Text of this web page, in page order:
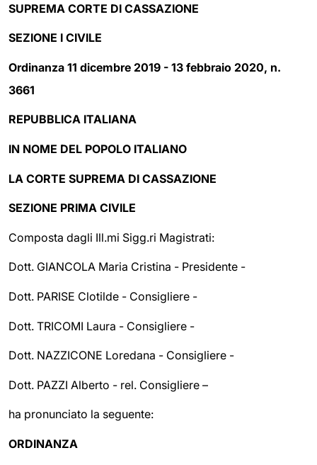
SUPREMA CORTE DI CASSAZIONE
SEZIONE I CIVILE
Ordinanza 11 dicembre 2019 - 13 febbraio 2020, n.
3661
REPUBBLICA ITALIANA
IN NOME DEL POPOLO ITALIANO
LA CORTE SUPREMA DI CASSAZIONE
SEZIONE PRIMA CIVILE
Composta dagli Ill.mi Sigg.ri Magistrati:
Dott. GIANCOLA Maria Cristina - Presidente -
Dott. PARISE Clotilde - Consigliere -
Dott. TRICOMI Laura - Consigliere -
Dott. NAZZICONE Loredana - Consigliere -
Dott. PAZZI Alberto - rel. Consigliere –
ha pronunciato la seguente:
ORDINANZA